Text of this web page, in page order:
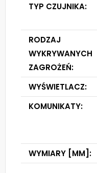
TYP CZUJNIKA:
RODZAJ
WYKRYWANYCH
ZAGROŻEŃ:
WYŚWIETLACZ:
KOMUNIKATY:
WYMIARY [MM]: